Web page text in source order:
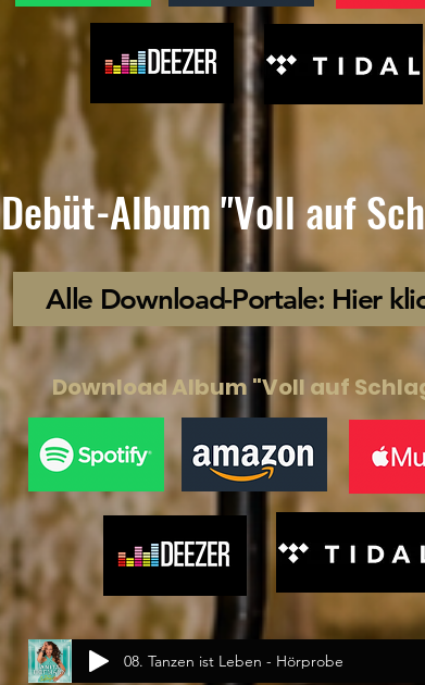
Debüt-Album "Voll auf
Alle Download-Portale: Hier
Download Album "Voll auf
08. Tanzen ist Leben - Hörprobe